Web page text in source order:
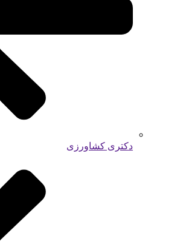
دکتری کشاورزی